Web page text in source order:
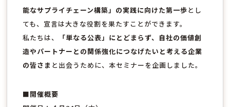
能なサプライチェーン構築」の実践に向けた第一歩とし
ても、宣言は大きな役割を果たすことができます。
私たちは、
「単なる公表」にとどまらず、自社の価値創
造やパートナーとの関係強化につなげたいと考える企業
の皆さま と出会うために、本セミナーを企画しました。
■開催概要